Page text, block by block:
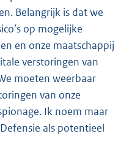
Belangrijk is dat we
op mogelijke
en onze maatschappij
verstoringen van
moeten weerbaar
van onze
Ik noem maar
als potentieel